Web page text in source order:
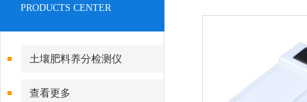
PRODUCTS CENTER
土壤肥料养分检测仪
查看更多